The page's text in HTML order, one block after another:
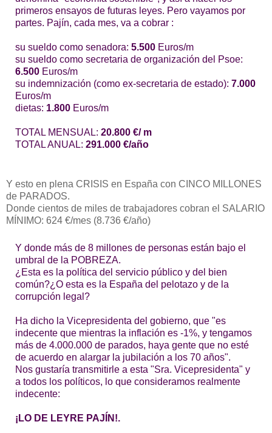
primeros ensayos de futuras leyes. Pero vayamos por
partes. Pajín, cada mes, va a cobrar :
su sueldo como senadora: 5.500 Euros/m
su sueldo como secretaria de organización del Psoe:
6.500 Euros/m
su indemnización (como ex-secretaria de estado): 7.000
Euros/m
dietas: 1.800 Euros/m
TOTAL MENSUAL: 20.800 €/ m
TOTAL ANUAL: 291.000 €/año
Y esto en plena CRISIS en España con CINCO MILLONES
de PARADOS.
Donde cientos de miles de trabajadores cobran el SALARIO
MÍNIMO: 624 €/mes (8.736 €/año)
Y donde más de 8 millones de personas están bajo el
umbral de la POBREZA.
¿Esta es la política del servicio público y del bien
común?¿O esta es la España del pelotazo y de la
corrupción legal?
Ha dicho la Vicepresidenta del gobierno, que "es
indecente que mientras la inflación es -1%, y tengamos
más de 4.000.000 de parados, haya gente que no esté
de acuerdo en alargar la jubilación a los 70 años".
Nos gustaría transmitirle a esta "Sra. Vicepresidenta" y
a todos los políticos, lo que consideramos realmente
indecente:
¡LO DE LEYRE PAJÍN!.